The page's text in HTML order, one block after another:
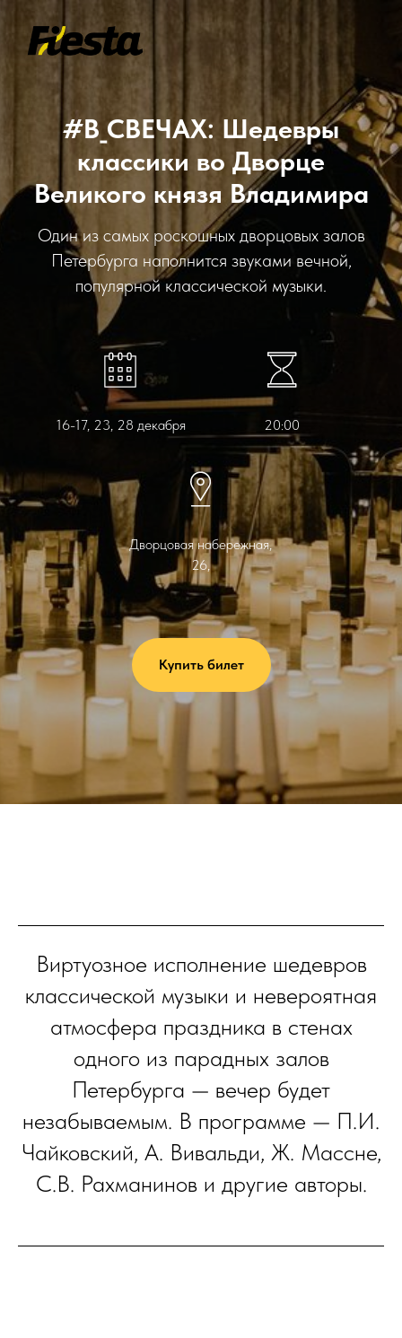
#В_СВЕЧАХ: Шедевры
классики во Дворце
Великого князя Владимира
Один из самых роскошных дворцовых залов
Петербурга наполнится звуками вечной,
популярной классической музыки.
16-17, 23, 28 декабря 20:00
Дворцовая набережная,
26,
Купить билет
Виртуозное исполнение шедевров
классической музыки и невероятная
атмосфера праздника в стенах
одного из парадных залов
Петербурга — вечер будет
незабываемым. В программе — П.И.
Чайковский, А. Вивальди, Ж. Массне,
С.В. Рахманинов и другие авторы.